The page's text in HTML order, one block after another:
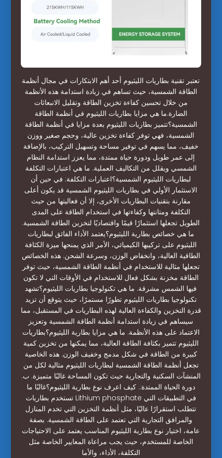
تعتبر تقنية بطاريات الليثيوم أحد أهم الابتكارات في مجال أنظمة
الطاقة الشمسية، حيث تساهم في زيادة استدامة هذه الأنظمة
من خلال تحسين كفاءة تخزين الطاقة وتقليل الانبعاثات
الضارة.ما هي مزايا بطاريات الليثيوم في أنظمة الطاقة
الشمسية؟تتميز بطاريات الليثيوم بعدة مزايا في أنظمة الطاقة
الشمسية، فهي توفر كفاءة تخزين عالية، وحجم صغير ووزن
خفيف، مما يسهم في توفير مساحة وتسهيل التركيب، بالإضافة
إلى عمر طويل ودورة حياة ممتدة، مما يعزز استدامة النظام
الشمسي ويقلل من التكاليف العملية. ما هي اعتبارات التكلفة
لبطاريات الليثيوم الشمسية؟اعتبارات التكلفة: في حين أن
الاستثمار الأولي في بطاريات الليثيوم الشمسية قد يكون أعلى
مقارنة بتقنيات البطاريات الأخرى، إلا أن فعاليتها من حيث
التكلفة ومتانتها وكفاءتها في استخدام الطاقة على المدى
الطويل تجعلها استثمارًا قيمًا واقتصاديًا لتخزين الطاقة الشمسية.
ما هي خصائص بطارية الليثيوم؟يعتمد الأداء الفائق لبطاريات
الليثيوم على تركيبها الكيميائي، الأمر الذي يمنحها ميزة الكثافة
الطاقية العالية، وانخفاض الوزن، وسرعة الشحن. هذه الخصائص
تجعلها مثالية للاستخدام في أنظمة الطاقة الشمسية، حيث توفر
الطاقة مخزنة بشكل فعال للاستخدام في الأوقات التي لا تكون
فيها الشمس مشرقة. ما هي تكنولوجيا بطاريات الليثيوم؟تشهد
تكنولوجيا بطاريات الليثيوم تطورًا مستمرًا، حيث يتوقع أن تزيد
قدرة التخزين والكفاءة العالية لهذه البطاريات في المستقبل، مما
سيساهم في زيادة استدامة أنظمة الطاقة الشمسية وتعزيز
الاعتماد على هذه الأنظمة. ما هي مزايا بطارية الليثيوم؟بطاريات
الليثيوم تتميز بكثافة الطاقة العالية، مما يمكنها من تخزين كمية
كبيرة من الطاقة في شكل مدمج وخفيف الوزن. هذه الخاصية
تجعل أنظمة الطاقة الشمسية لبطاريات الليثيوم مثالية لكل من
المنشآت السكنية والتجارية حيث تكون المساحة غالبًا متميزة. ب.
دورة الحياة الممتدة:. كيف اعرف نوع بطارية الليثيوم؟غالبًا ما
تستخدم بطاريات Lithium phosphate في التطبيقات التي
تتطلب استقرارًا عاليًا، مثل أنظمة التخزين التي تخدم المنازل
والمرافق التجارية التي تعتمد على الطاقة الشمسية. بصفة
عامة، اختيار نوع بطارية الليثيوم المناسب يعتمد على الاحتياجات
الخاصة للمستخدم، حيث يجب مراعاة المعايير الخاصة مثل
التكلفة، الأداء، والأما